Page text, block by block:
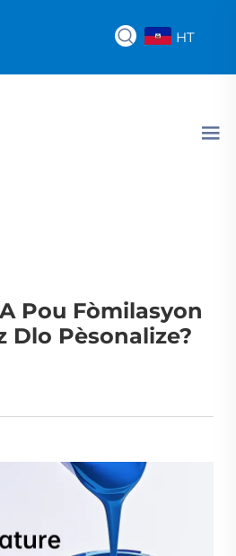
HT
Pou Fòmilasyon
Dlo Pèsonalize?